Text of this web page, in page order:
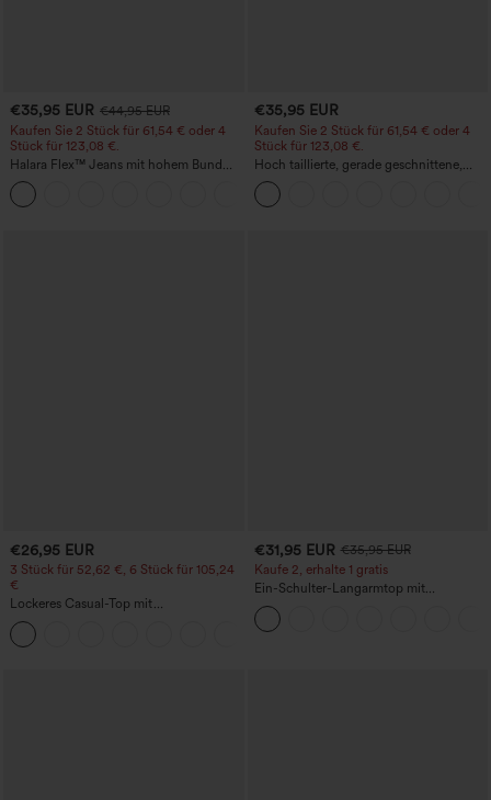
€35,95 EUR €44,95 EUR
Kaufen Sie 2 Stück für 61,54 € oder 4
Stück für 123,08 €.
Halara Flex™ Jeans mit hohem Bund
und Taschen, gewaschener, lässiger
Bootcut
€35,95 EUR
Kaufen Sie 2 Stück für 61,54 € oder 4
Stück für 123,08 €.
Hoch taillierte, gerade geschnittene,
legere Leinen-Optik-Hose mit Taschen
€26,95 EUR
3 Stück für 52,62 €, 6 Stück für 105,24
€
Lockeres Casual-Top mit
Rundhalsausschnitt und
Fledermausärmeln
€31,95 EUR €35,95 EUR
Kaufe 2, erhalte 1 gratis
Ein-Schulter-Langarmtop mit
Daumenloch, geschwungener Saum
(High-Low), schnell trocknend – Yoga-
Sporttop mit integriertem BH